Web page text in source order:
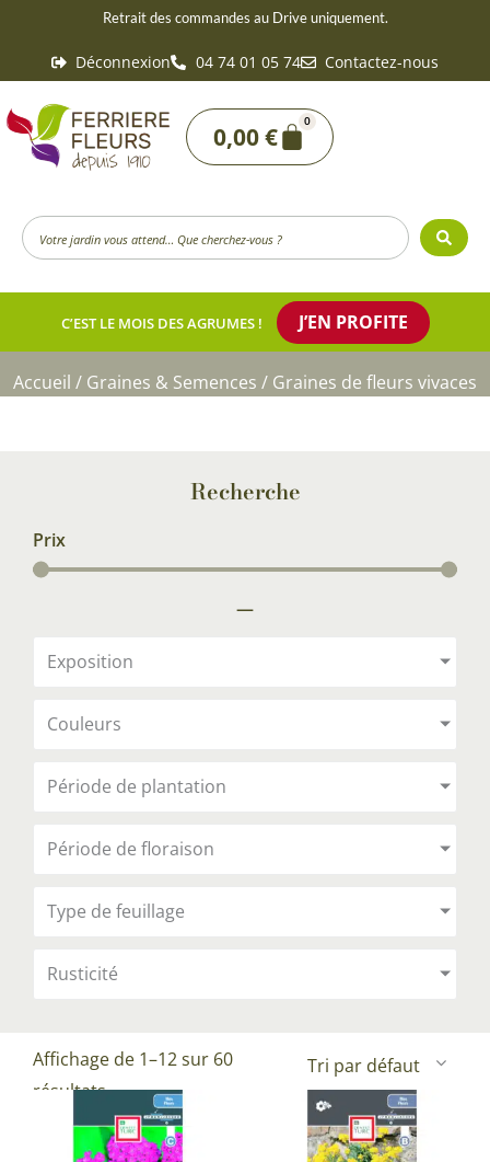
contenu
Retrait des commandes au Drive uniquement.
Déconnexion 04 74 01 05 74 Contactez-nous
0,00€
0
Panier
Search
...
C’EST LE MOIS DES AGRUMES ! J’EN PROFITE
Accueil / Graines & Semences / Graines de fleurs vivaces
Recherche
Prix
—
Exposition
Couleurs
Période de plantation
Période de floraison
Type de feuillage
Rusticité
Affichage de 1–12 sur 60
résultats